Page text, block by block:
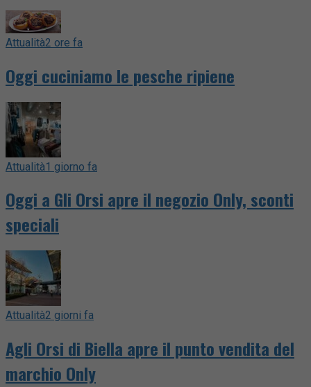
Attualità2 ore fa
Oggi cuciniamo le pesche ripiene
Attualità1 giorno fa
Oggi a Gli Orsi apre il negozio Only, sconti
speciali
Attualità2 giorni fa
Agli Orsi di Biella apre il punto vendita del
marchio Only